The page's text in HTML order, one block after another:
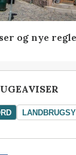
og nye